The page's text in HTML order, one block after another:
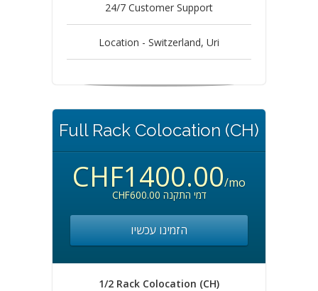
24/7 Customer Support
Location - Switzerland, Uri
Full Rack Colocation (CH)
CHF1400.00/mo
CHF600.00 דמי התקנה
הזמינו עכשיו
1/2 Rack Colocation (CH)